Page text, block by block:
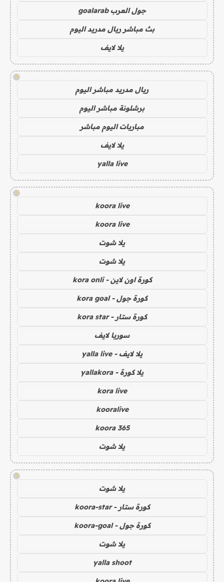
جول العرب goalarab
بث مباشر ريال مدريد اليوم
يلا لايف
!
ريال مدريد مباشر اليوم
برشلونة مباشر اليوم
مباريات اليوم مباشر
يلا لايف
yalla live
!
koora live
koora live
يلا شوت
يلا شوت
كورة اون لاين - kora onli
كورة جول - kora goal
كورة ستار - kora star
سوريا لايف
يلا لايف - yalla live
يلا كورة - yallakora
kora live
kooralive
koora 365
يلا شوت
!
يلا شوت
كورة ستار - koora-star
كورة جول - koora-goal
يلا شوت
yalla shoot